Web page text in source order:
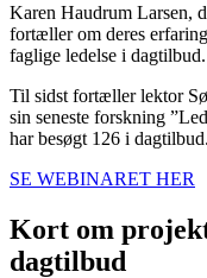
Karen Haudrum Larsen,
fortæller om deres
faglige ledelse i dagtilbud.
Til sidst fortæller lektor
sin seneste forskning
har besøgt 126 i dagtilbud.
SE WEBINARET HER
Kort om
dagtilbud